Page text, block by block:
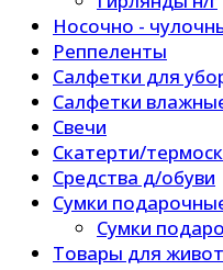
Носочно -
Реппеленты
Салфетки для
Салфетки
Свечи
Скатерти/
Средства д/обуви
Сумки
Сумки
Товары для